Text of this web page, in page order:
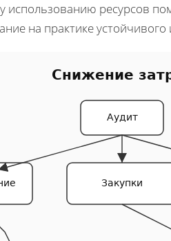
использованию ресурсов
на практике устойчивого
Снижение
Аудит
Закупки